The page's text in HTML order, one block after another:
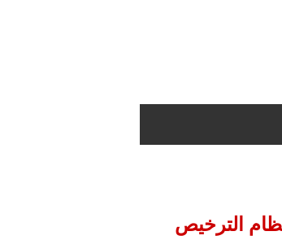
زراعى بنظام الترخيص